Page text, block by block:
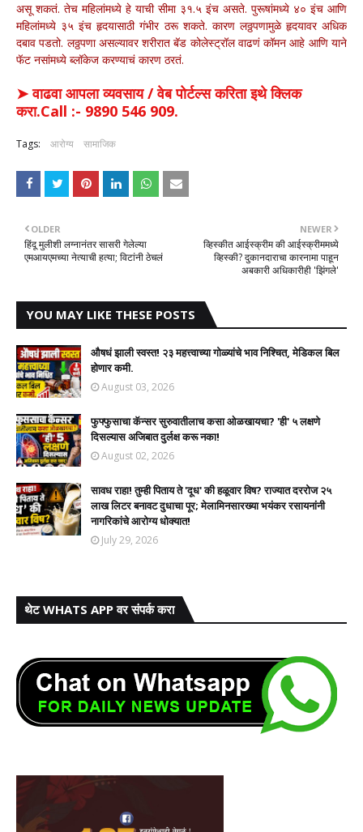
असू शकतं. तेच महिलांमध्ये हे याची सीमा ३१.५ इंच असते. पुरूषांमध्ये ४० इंच आणि
महिलांमध्ये ३५ इंच हृदयासाठी गंभीर ठरू शकते. कारण लठ्ठपणामुळे हृदयावर अधिक
दबाव पडतो. लठ्ठपणा असल्यावर शरीरात बॅड कोलेस्ट्रॉल वाढणं कॉमन आहे आणि याने
फॅट नसांमध्ये ब्लॉकेज करण्याचं कारण ठरतं.
➤ वाढवा आपला व्यवसाय / वेब पोर्टल्स करिता इथे क्लिक
करा.Call :- 9890 546 909.
Tags: आरोग्य सामाजिक
NEWER
व्हिस्कीत आईस्क्रीम की आईस्क्रीममध्ये
व्हिस्की? दुकानदाराचा कारनामा पाहून
अबकारी अधिकारीही 'झिंगले'
OLDER
हिंदू मुलीशी लग्नानंतर सासरी गेलेल्या
एमआयएमच्या नेत्याची हत्या; विटांनी ठेचलं
YOU MAY LIKE THESE POSTS
औषधं झाली स्वस्त! २३ महत्त्वाच्या गोळ्यांचे भाव निश्चित, मेडिकल बिल
होणार कमी.
August 03, 2026
फुफ्फुसाचा कॅन्सर सुरुवातीलाच कसा ओळखायचा? 'ही' ५ लक्षणे
दिसल्यास अजिबात दुर्लक्ष करू नका!
August 02, 2026
सावध राहा! तुम्ही पिताय ते 'दूध' की हळूवार विष? राज्यात दररोज २५
लाख लिटर बनावट दुधाचा पूर; मेलामिनसारख्या भयंकर रसायनांनी
नागरिकांचे आरोग्य धोक्यात!​
July 29, 2026
थेट WHATS APP वर संपर्क करा